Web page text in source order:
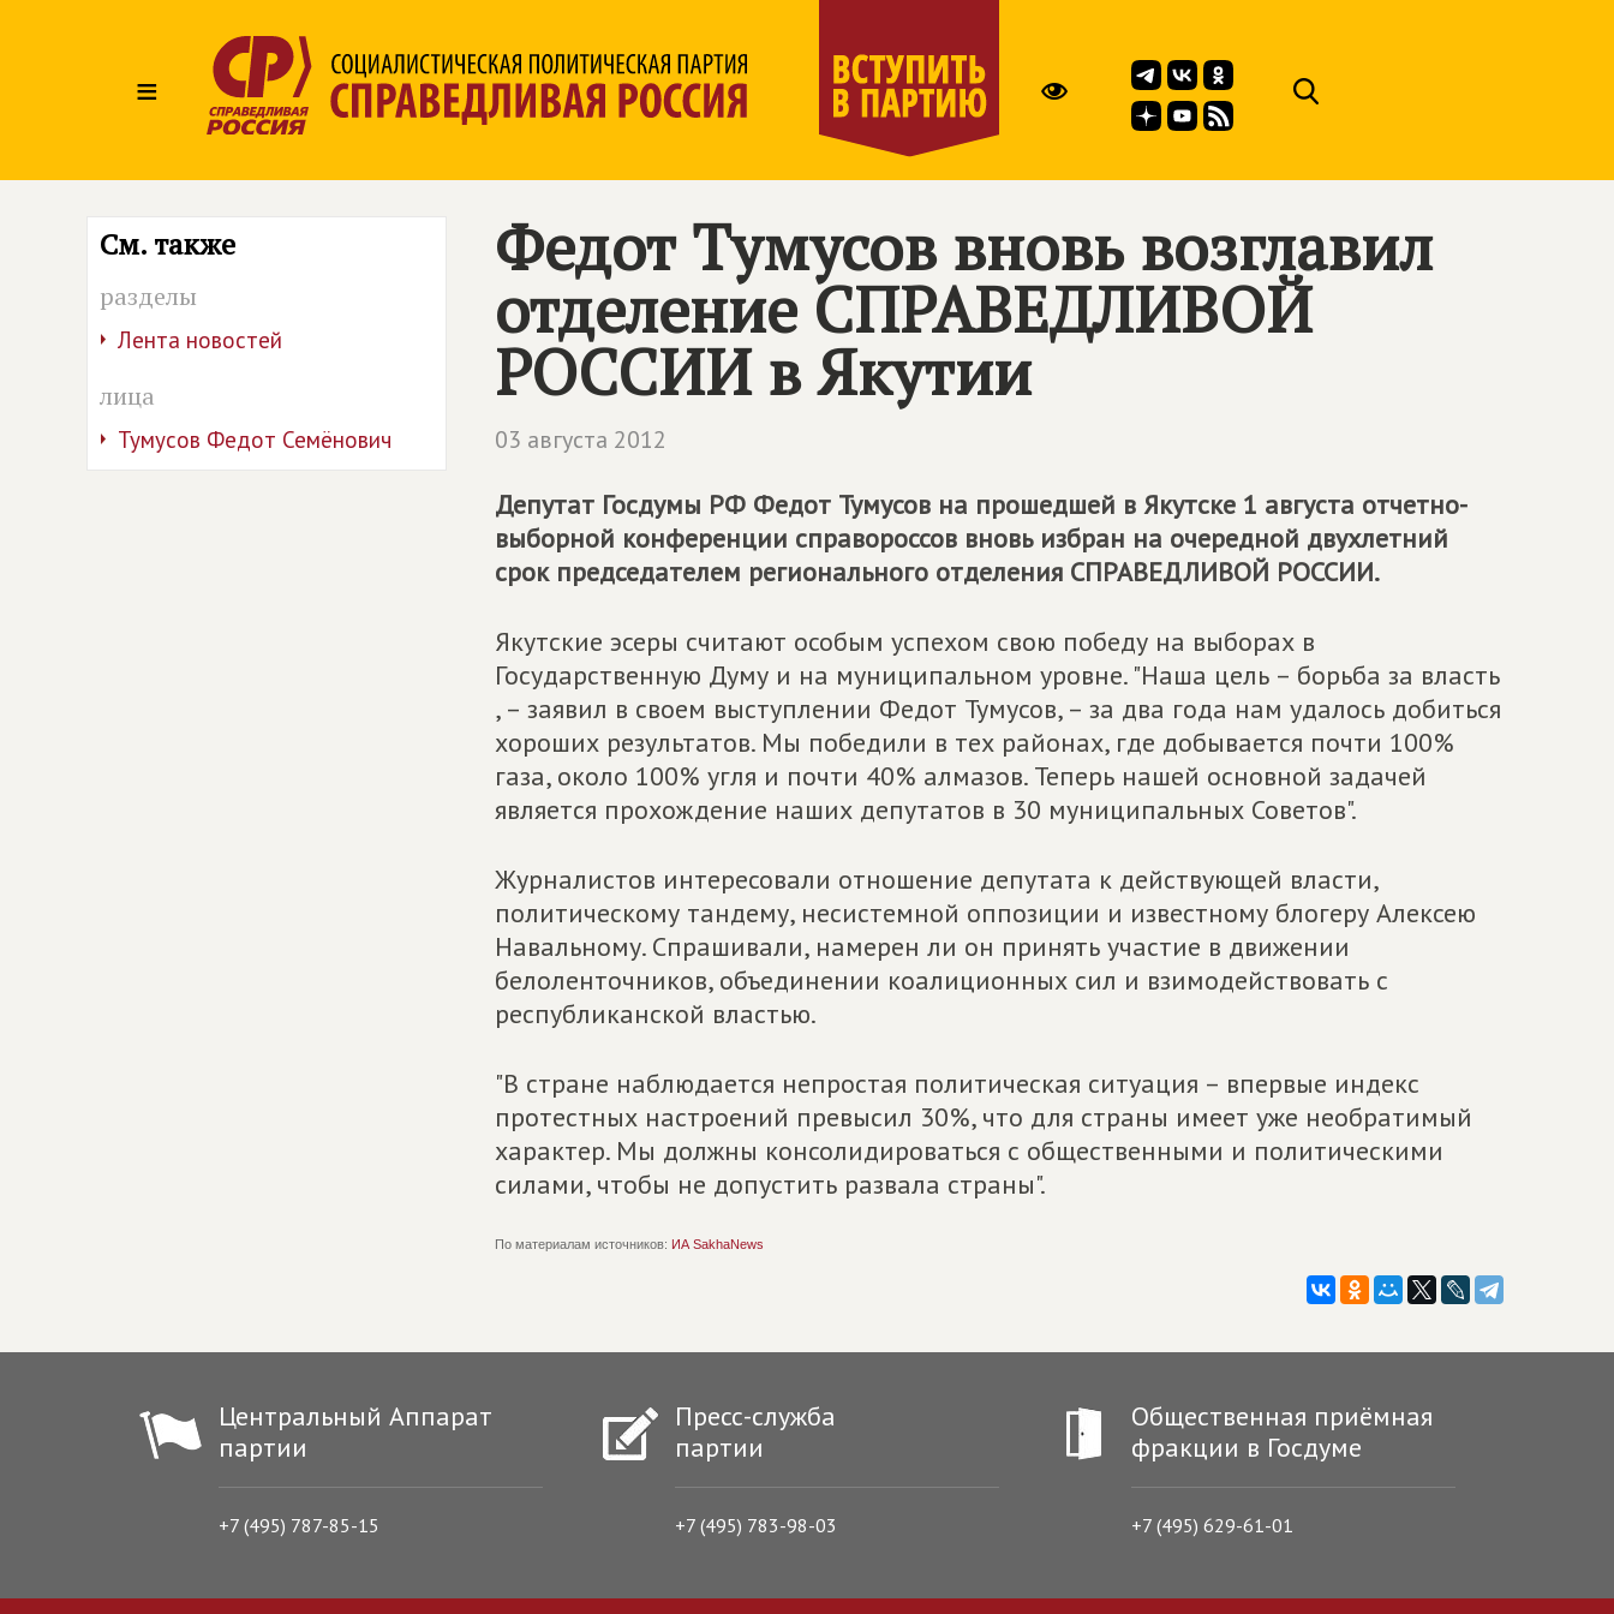
≡
См. также
разделы
Лента новостей
лица
Тумусов Федот Семёнович
Федот Тумусов вновь возглавил
отделение СПРАВЕДЛИВОЙ
РОССИИ в Якутии
03 августа 2012
Депутат Госдумы РФ Федот Тумусов на прошедшей в Якутске 1 августа отчетно-
выборной конференции справороссов вновь избран на очередной двухлетний
срок председателем регионального отделения СПРАВЕДЛИВОЙ РОССИИ.
Якутские эсеры считают особым успехом свою победу на выборах в
Государственную Думу и на муниципальном уровне. "Наша цель – борьба за власть
, – заявил в своем выступлении Федот Тумусов, – за два года нам удалось добиться
хороших результатов. Мы победили в тех районах, где добывается почти 100%
газа, около 100% угля и почти 40% алмазов. Теперь нашей основной задачей
является прохождение наших депутатов в 30 муниципальных Советов".
Журналистов интересовали отношение депутата к действующей власти,
политическому тандему, несистемной оппозиции и известному блогеру Алексею
Навальному. Спрашивали, намерен ли он принять участие в движении
белоленточников, объединении коалиционных сил и взимодействовать с
республиканской властью.
"В стране наблюдается непростая политическая ситуация – впервые индекс
протестных настроений превысил 30%, что для страны имеет уже необратимый
характер. Мы должны консолидироваться с общественными и политическими
силами, чтобы не допустить развала страны".
По материалам источников: ИА SakhaNews
Центральный Аппарат
партии
+7 (495) 787-85-15
Пресс-служба
партии
+7 (495) 783-98-03
Общественная приёмная
фракции в Госдуме
+7 (495) 629-61-01